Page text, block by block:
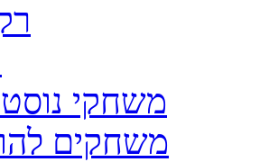
משחקי
משחקים